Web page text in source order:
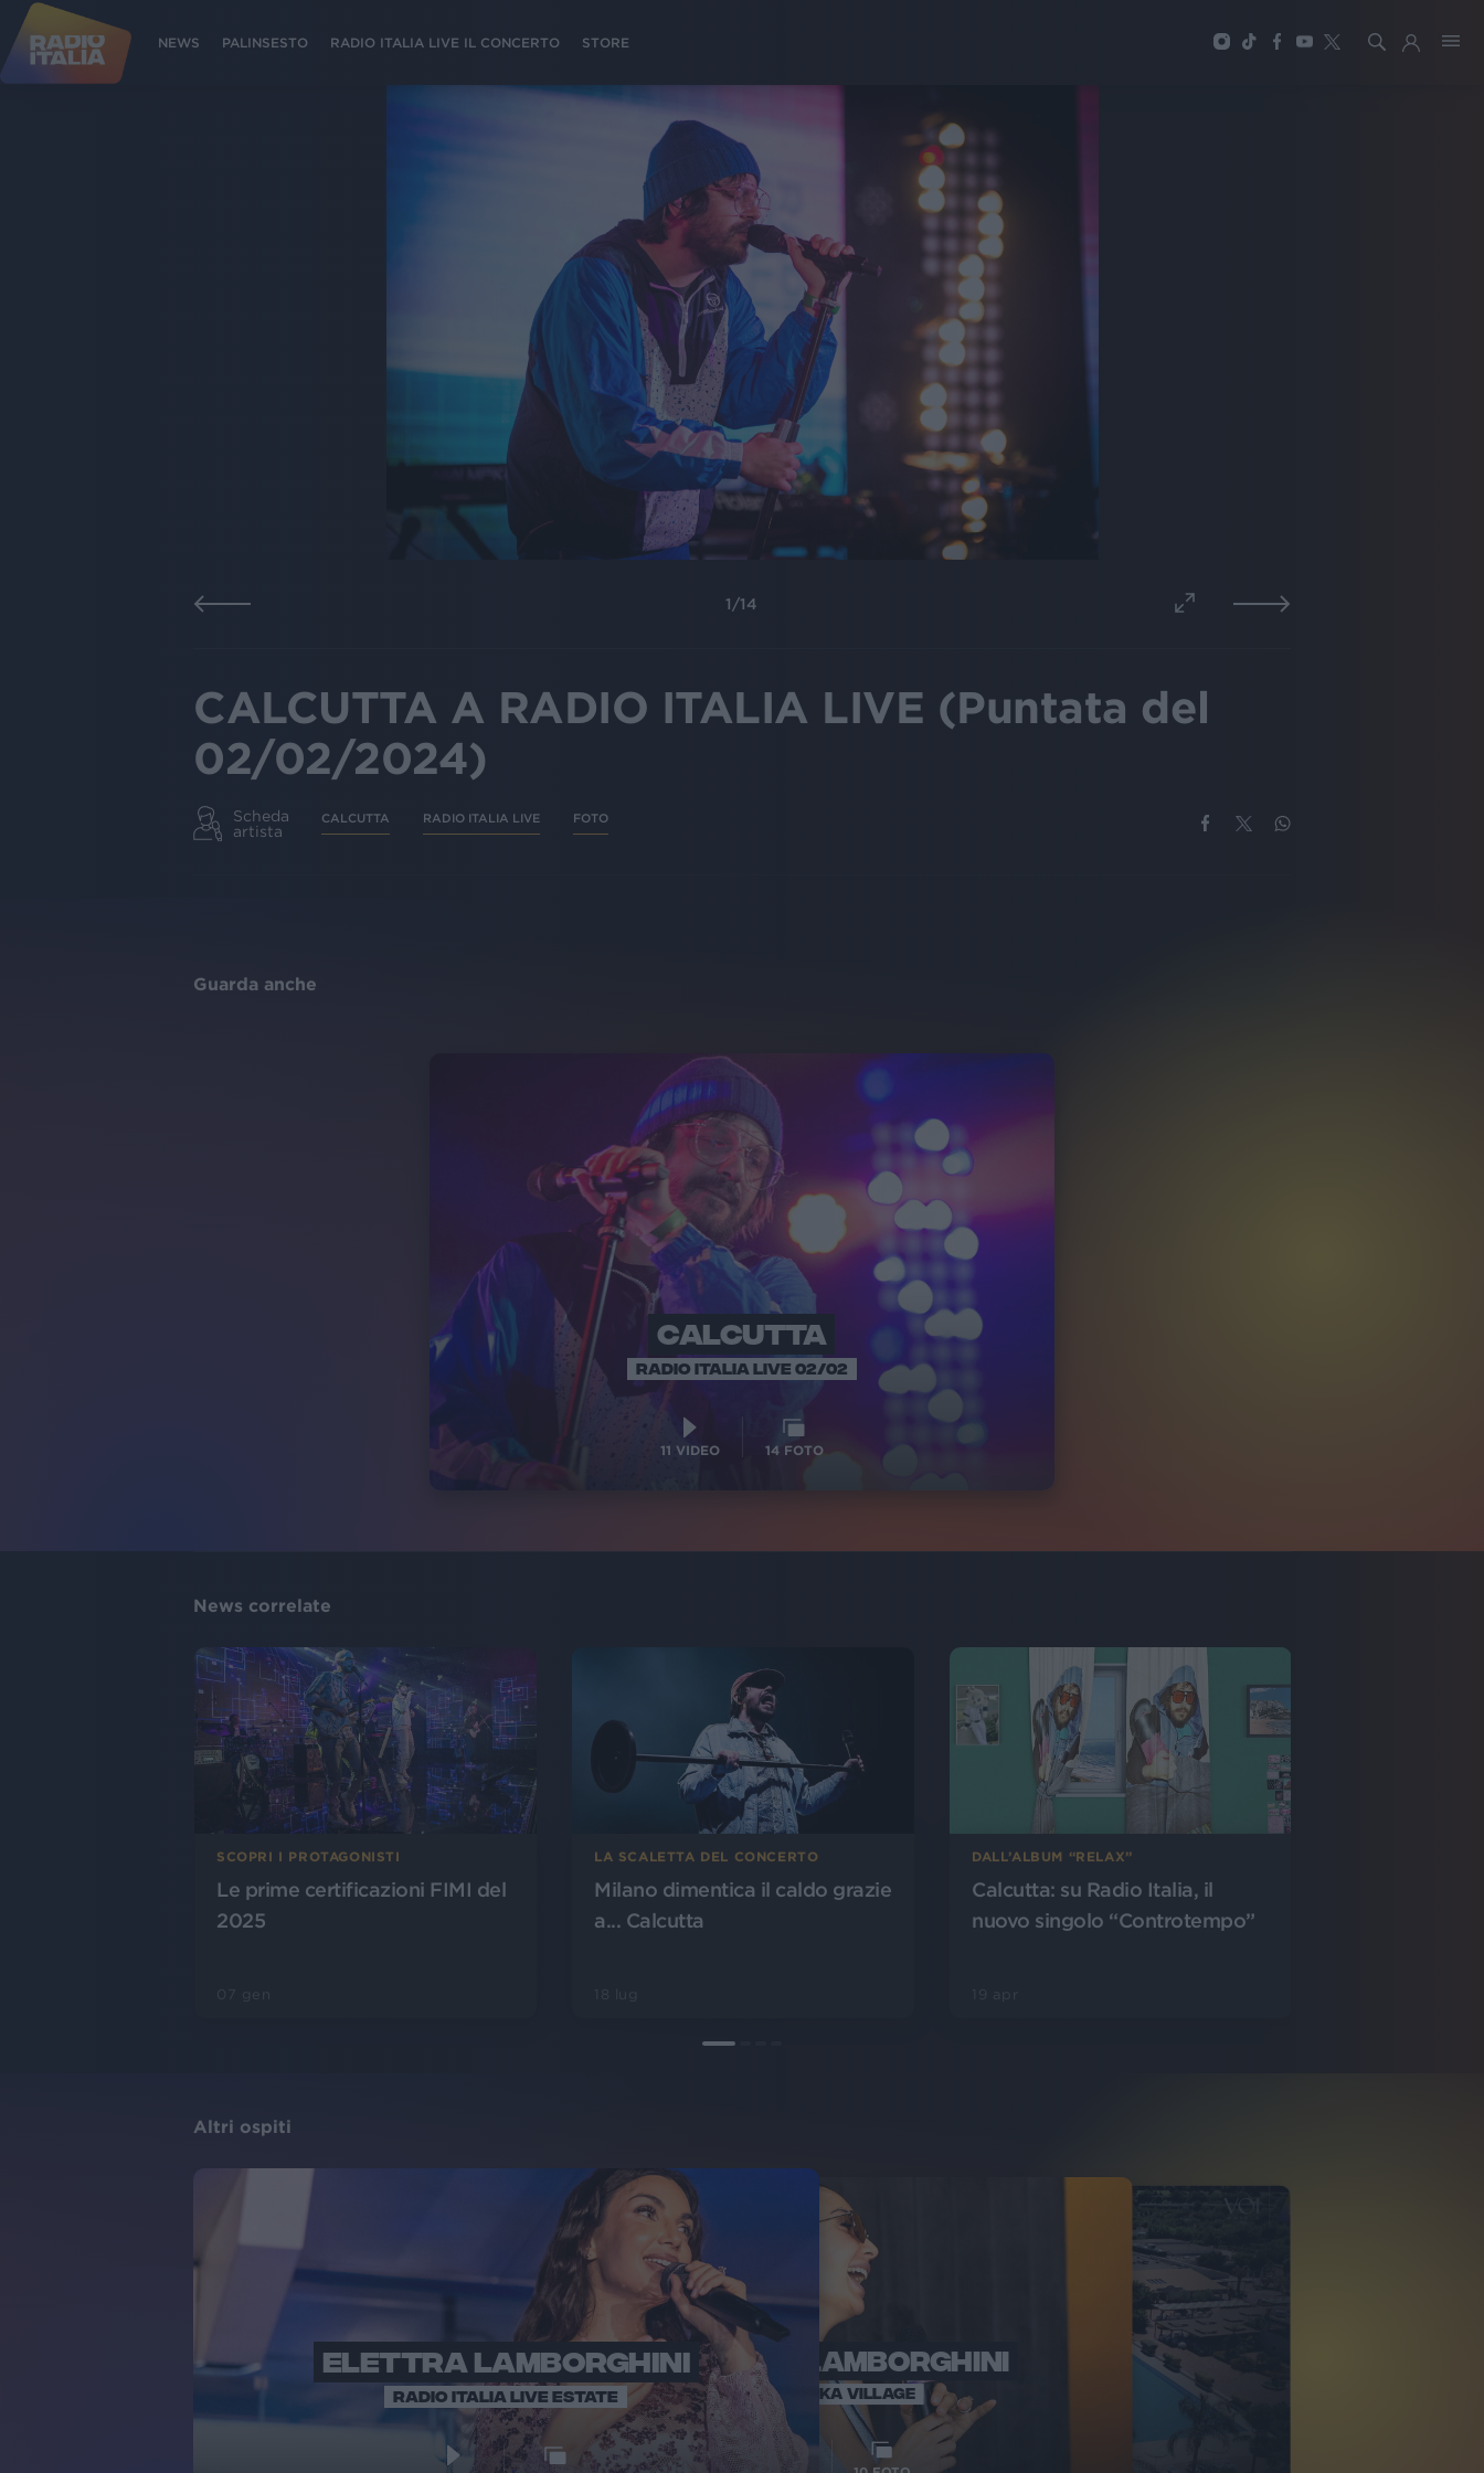
NEWS PALINSESTO RADIO ITALIA LIVE IL CONCERTO STORE
1/14
CALCUTTA A RADIO ITALIA LIVE (Puntata del
02/02/2024)
Scheda
artista
CALCUTTA RADIO ITALIA LIVE FOTO
Guarda anche
CALCUTTA
RADIO ITALIA LIVE 02/02
11 VIDEO 14FOTO
News correlate
SCOPRI I PROTAGONISTI
Le prime certificazioni FIMI del
2025
LA SCALETTA DEL CONCERTO
Milano dimentica il caldo grazie
a... Calcutta
DALL’ALBUM “RELAX”
Calcutta: su Radio Italia, il
nuovo singolo “Controtempo”
Altri ospiti
ELETTRA LAMBORGHINI
RADIO ITALIA LIVE ESTATE
ELETTRA LAMBORGHINI
VOI TANKA VILLAGE
RADIO ITALIA
VOI TANKA VILLAGE